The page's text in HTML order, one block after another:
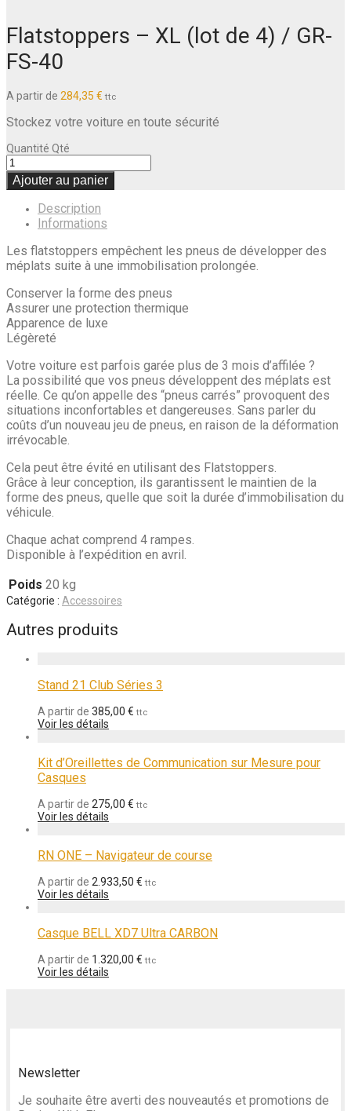
Flatstoppers – XL (lot de 4) / GR-
FS-40
A partir de 284,35 € ttc
Stockez votre voiture en toute sécurité
Quantité Qté
Ajouter au panier
Description
Informations
Les flatstoppers empêchent les pneus de développer des
méplats suite à une immobilisation prolongée.
Conserver la forme des pneus
Assurer une protection thermique
Apparence de luxe
Légèreté
Votre voiture est parfois garée plus de 3 mois d’affilée ?
La possibilité que vos pneus développent des méplats est
réelle. Ce qu’on appelle des “pneus carrés” provoquent des
situations inconfortables et dangereuses. Sans parler du
coûts d’un nouveau jeu de pneus, en raison de la déformation
irrévocable.
Cela peut être évité en utilisant des Flatstoppers.
Grâce à leur conception, ils garantissent le maintien de la
forme des pneus, quelle que soit la durée d’immobilisation du
véhicule.
Chaque achat comprend 4 rampes.
Disponible à l’expédition en avril.
Poids 20 kg
Catégorie : Accessoires
Autres produits
Stand 21 Club Séries 3
A partir de 385,00 € ttc
Voir les détails
Kit d’Oreillettes de Communication sur Mesure pour
Casques
A partir de 275,00 € ttc
Voir les détails
RN ONE – Navigateur de course
A partir de 2.933,50 € ttc
Voir les détails
Casque BELL XD7 Ultra CARBON
A partir de 1.320,00 € ttc
Voir les détails
Newsletter
Je souhaite être averti des nouveautés et promotions de